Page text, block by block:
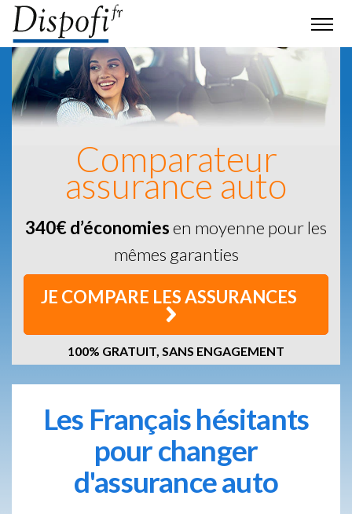
Comparateur
assurance auto
340€ d’économiesen moyenne pour les
mêmes garanties
JE COMPARE LES ASSURANCES
100% GRATUIT, SANS ENGAGEMENT
Les Français hésitants
pour changer
d'assurance auto